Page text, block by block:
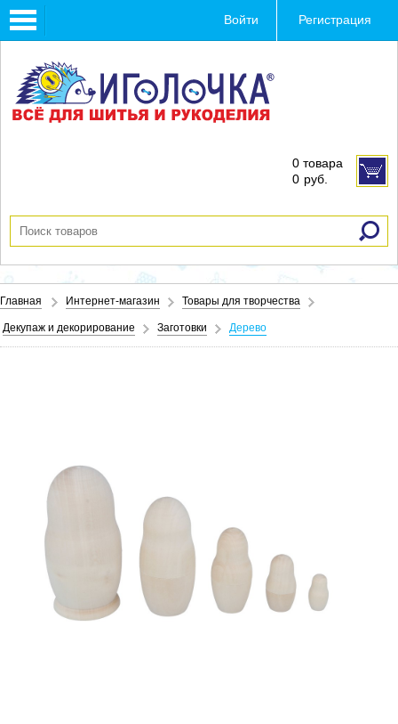
Toggle
navigation
Войти Регистрация
0 товара
0 руб.
Главная Интернет-магазин Товары для творчества
Декупаж и декорирование Заготовки Дерево